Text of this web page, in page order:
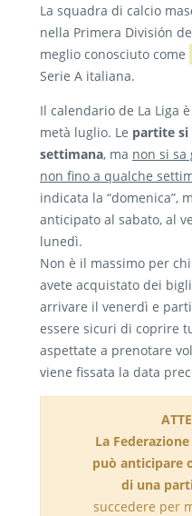
La squadra di calcio
nella Primera División
meglio conosciuto come
Serie A italiana.
Il calendario de La Liga
metà luglio. Le partite si
settimana, ma non si sa
non fino a qualche
indicata la “domenica”,
anticipato al sabato, al
lunedì.
Non è il massimo per
avete acquistato dei
arrivare il venerdì e
essere sicuri di coprire
aspettate a prenotare
viene fissata la data
La
può anticipare
di una
succedere per